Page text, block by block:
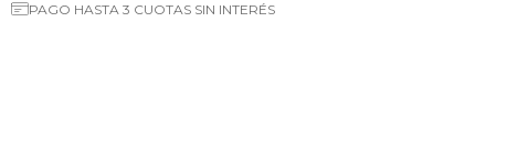
PAGO HASTA 3 CUOTAS SIN INTERÉS